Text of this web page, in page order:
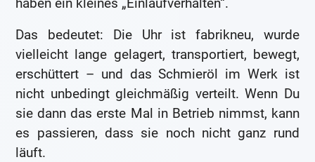
Das bedeutet: Die Uhr ist fabrikneu, wurde
vielleicht lange gelagert, transportiert, bewegt,
erschüttert – und das Schmieröl im Werk ist
nicht unbedingt gleichmäßig verteilt. Wenn Du
sie dann das erste Mal in Betrieb nimmst, kann
es passieren, dass sie noch nicht ganz rund
läuft.